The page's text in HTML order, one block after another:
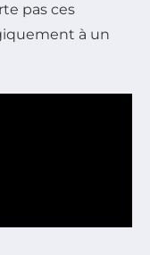
pas ces
à un